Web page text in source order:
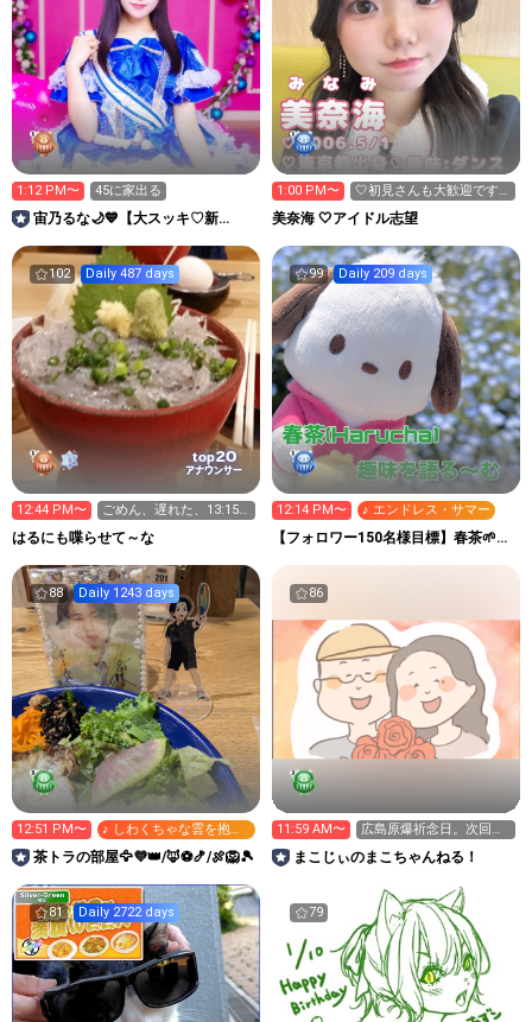
1:12 PM〜 45に家出る
宙乃るな🌙💙【大スッキ♡新
1:00 PM〜
🤍初見さんも大歓迎です
🤍
美奈海 ‎🤍アイドル志望
102 Daily 487 days
top20
アナウンサー
12:44 PM〜
ごめん、遅れた、13:15
まで、次枠14:45から
はるにも喋らせて～な
99 Daily 209 days
12:14 PM〜 ♪ エンドレス・サマー
【フォロワー150名様目標】春茶🌱趣
88 Daily 1243 days
12:51 PM〜
♪ しわくちゃな雲を抱い
て
茶トラの部屋🦅💜‪👑/🦊⚽🍤/🍖🦁🎾
86
11:59 AM〜
広島原爆祈念日。次回は
土日配信予定
まこじぃのまこちゃんねる！
81 Daily 2722 days 79